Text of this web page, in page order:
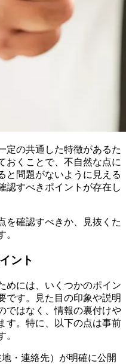
定の共通した特徴があるた
おくことで、不自然な点に
と問題がないように見える
認すべきポイントが存在し
を確認すべきか、見抜くた
。
ント
めには、いくつかのポイン
です。見た目の印象や説明
ではなく、情報の裏付けや
す。特に、以下の点は事前
。
・連絡先）が明確に公開